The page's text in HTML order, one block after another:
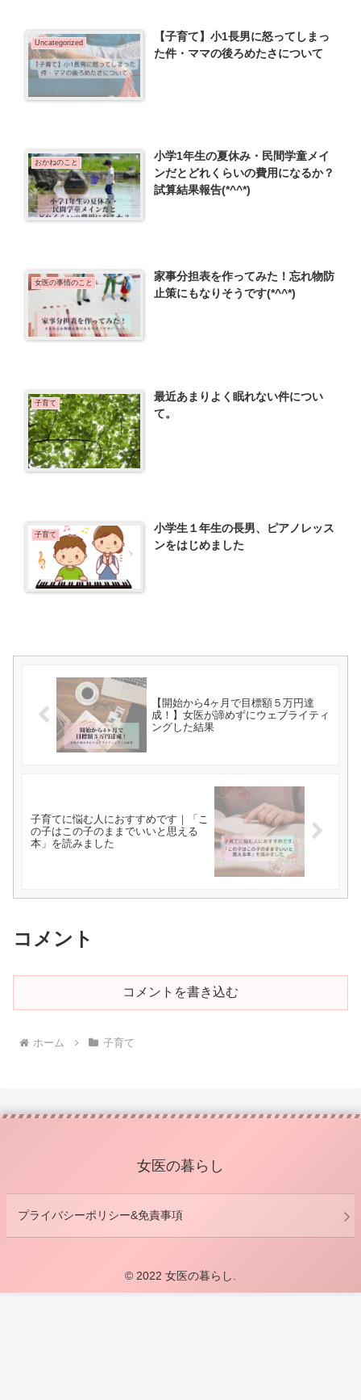
Uncategorized
【子育て】小1長男に怒ってしまっ
た件・ママの後ろめたさについて
おかねのこと
小学1年生の夏休み・民間学童メイ
ンだとどれくらいの費用になるか？
試算結果報告(*^^*)
女医の事情のこと
家事分担表を作ってみた！忘れ物防
止策にもなりそうです(*^^*)
子育て
最近あまりよく眠れない件につい
て。
子育て
小学生１年生の長男、ピアノレッス
ンをはじめました
【開始から4ヶ月で目標額５万円達
成！】女医が諦めずにウェブライティ
ングした結果
子育てに悩む人におすすめです｜「こ
の子はこの子のままでいいと思える
本」を読みました
コメント
コメントを書き込む
ホーム 子育て
女医の暮らし
プライバシーポリシー&免責事項
© 2022 女医の暮らし.